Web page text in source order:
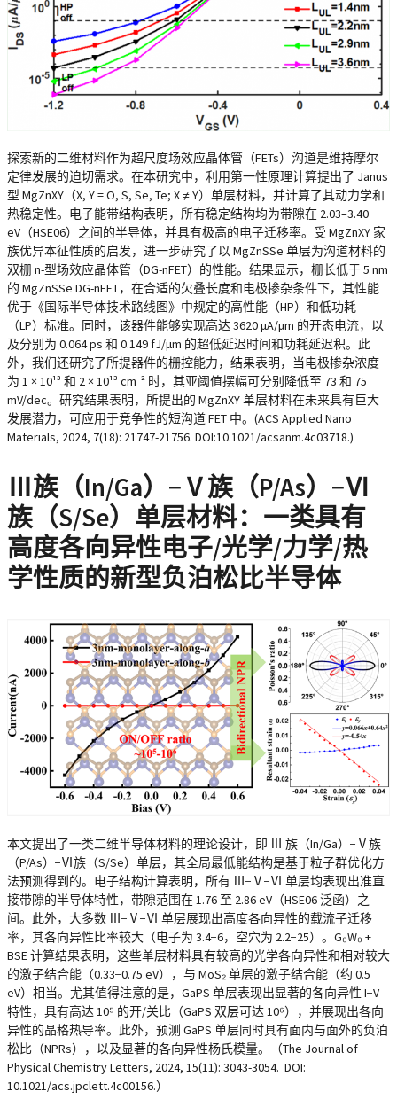
探索新的二维材料作为超尺度场效应晶体管（FETs）沟道是维持摩尔
定律发展的迫切需求。在本研究中，利用第一性原理计算提出了 Janus
型 MgZnXY（X, Y = O, S, Se, Te; X ≠ Y）单层材料，并计算了其动力学和
热稳定性。电子能带结构表明，所有稳定结构均为带隙在 2.03–3.40
eV（HSE06）之间的半导体，并具有极高的电子迁移率。受 MgZnXY 家
族优异本征性质的启发，进一步研究了以 MgZnSSe 单层为沟道材料的
双栅 n-型场效应晶体管（DG-nFET）的性能。结果显示，栅长低于 5 nm
的 MgZnSSe DG-nFET，在合适的欠叠长度和电极掺杂条件下，其性能
优于《国际半导体技术路线图》中规定的高性能（HP）和低功耗
（LP）标准。同时，该器件能够实现高达 3620 μA/μm 的开态电流，以
及分别为 0.064 ps 和 0.149 fJ/μm 的超低延迟时间和功耗延迟积。此
外，我们还研究了所提器件的栅控能力，结果表明，当电极掺杂浓度
为 1 × 10¹³ 和 2 × 10¹³ cm⁻² 时，其亚阈值摆幅可分别降低至 73 和 75
mV/dec。研究结果表明，所提出的 MgZnXY 单层材料在未来具有巨大
发展潜力，可应用于竞争性的短沟道 FET 中。(ACS Applied Nano
Materials, 2024, 7(18): 21747-21756. DOI:10.1021/acsanm.4c03718.)
Ⅲ族（In/Ga）−Ⅴ族（P/As）−Ⅵ
族（S/Se）单层材料：一类具有
高度各向异性电子/光学/力学/热
学性质的新型负泊松比半导体
本文提出了一类二维半导体材料的理论设计，即 Ⅲ 族（In/Ga）−Ⅴ族
（P/As）−Ⅵ族（S/Se）单层，其全局最低能结构是基于粒子群优化方
法预测得到的。电子结构计算表明，所有 Ⅲ−Ⅴ−Ⅵ 单层均表现出准直
接带隙的半导体特性，带隙范围在 1.76 至 2.86 eV（HSE06 泛函）之
间。此外，大多数 Ⅲ−Ⅴ−Ⅵ 单层展现出高度各向异性的载流子迁移
率，其各向异性比率较大（电子为 3.4−6，空穴为 2.2−25）。G₀W₀ +
BSE 计算结果表明，这些单层材料具有较高的光学各向异性和相对较大
的激子结合能（0.33−0.75 eV），与 MoS₂ 单层的激子结合能（约 0.5
eV）相当。尤其值得注意的是，GaPS 单层表现出显著的各向异性 I−V
特性，具有高达 10⁵ 的开/关比（GaPS 双层可达 10⁶），并展现出各向
异性的晶格热导率。此外，预测 GaPS 单层同时具有面内与面外的负泊
松比（NPRs），以及显著的各向异性杨氏模量。（The Journal of
Physical Chemistry Letters, 2024, 15(11): 3043-3054. DOI:
10.1021/acs.jpclett.4c00156.）